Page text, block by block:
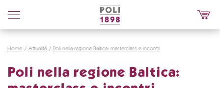
Poli
Distillerie
Home Attualità Poli nella regione Baltica: masterclass e incontri
Poli nella regione Baltica: